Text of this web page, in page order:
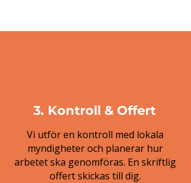
3. Kontroll & Offert
Vi utför en kontroll med lokala
myndigheter och planerar hur
arbetet ska genomföras. En skriftlig
offert skickas till dig.